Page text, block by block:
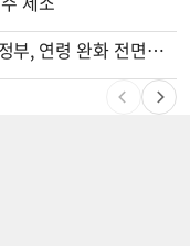
"65세 복수국적 빗장 푸나"... 한국 정부, 연령 완화 전면 추진